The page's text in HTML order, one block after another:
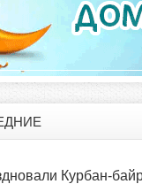
Курбан-